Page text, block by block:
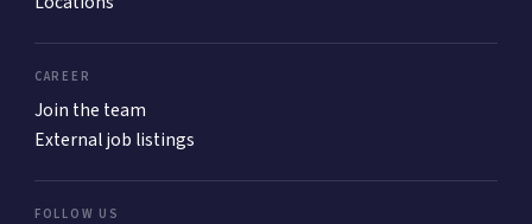
CAREER
Join the team
External job listings
FOLLOW US